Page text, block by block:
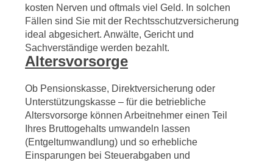
kosten Nerven und oftmals viel Geld. In solchen
Fällen sind Sie mit der Rechtsschutzversicherung
ideal abgesichert. Anwälte, Gericht und
Sachverständige werden bezahlt.
Altersvorsorge
Ob Pensionskasse, Direktversicherung oder
Unterstützungskasse – für die betriebliche
Altersvorsorge können Arbeitnehmer einen Teil
Ihres Bruttogehalts umwandeln lassen
(Entgeltumwandlung) und so erhebliche
Einsparungen bei Steuerabgaben und